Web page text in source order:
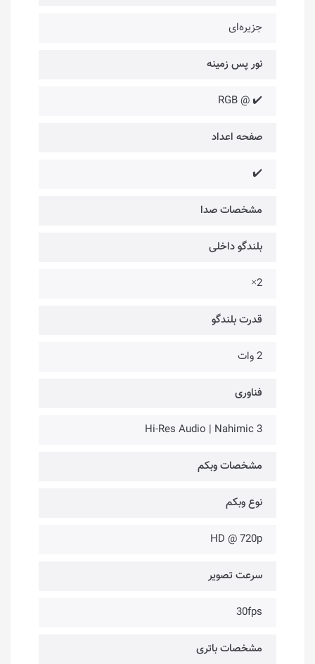
جزیره‌ای
نور پس زمینه
✔️ @ RGB
صفحه اعداد
✔️
مشخصات صدا
بلندگو داخلی
2×
قدرت بلندگو
2 وات
فناوری‌
Hi-Res Audio | Nahimic 3
مشخصات وبکم
نوع وبکم
HD @ 720p
سرعت تصویر
30fps
مشخصات باتری